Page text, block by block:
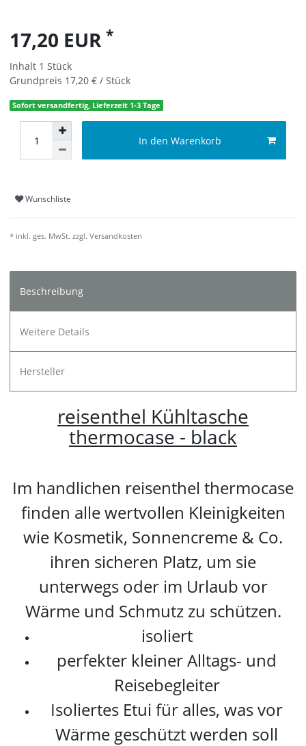
17,20 EUR *
Inhalt 1 Stück
Grundpreis 17,20 € / Stück
Sofort versandfertig, Lieferzeit 1-3 Tage
In den Warenkorb
Wunschliste
* inkl. ges. MwSt. zzgl. Versandkosten
Beschreibung
Weitere Details
Hersteller
reisenthel Kühltasche
thermocase - black
Im handlichen reisenthel thermocase
finden alle wertvollen Kleinigkeiten
wie Kosmetik, Sonnencreme & Co.
ihren sicheren Platz, um sie
unterwegs oder im Urlaub vor
Wärme und Schmutz zu schützen.
isoliert
perfekter kleiner Alltags- und
Reisebegleiter
Isoliertes Etui für alles, was vor
Wärme geschützt werden soll